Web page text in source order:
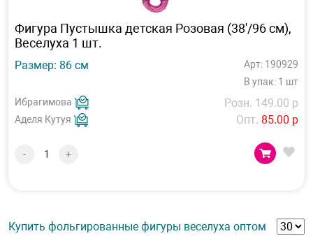
Фигура Пустышка детская Розовая (38'/96 см),
Веселуха 1 шт.
Размер: 86 см
Арт: 190929
В упак: 1 шт
Ибрагимова
Аделя Кутуя
Розн. 149.00 р
Опт. 85.00 р
- +
Купить фольгированные фигуры веселуха оптом